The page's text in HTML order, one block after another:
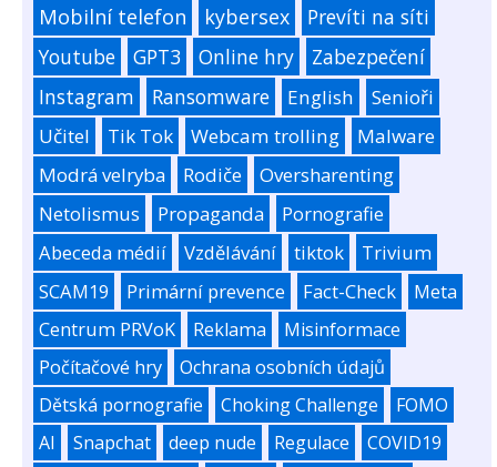
Mobilní telefon kybersex
Prevíti na síti
Youtube
GPT3 Online hry
Zabezpečení
Instagram
Ransomware English
Senioři
Učitel
Tik Tok Webcam trolling
Malware
Modrá velryba
Rodiče
Oversharenting
Netolismus
Propaganda
Pornografie
Abeceda médií
Vzdělávání tiktok
Trivium
SCAM19
Primární prevence Fact-Check
Meta
Centrum PRVoK
Reklama
Misinformace
Počítačové hry
Ochrana osobních údajů
Dětská pornografie
Choking Challenge
FOMO
AI
Snapchat deep nude Regulace
COVID19